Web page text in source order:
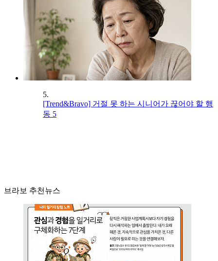
5.
[Trend&Bravo] 거절 못 하는 시니어가 끊어야 할 행
동 5
브라보 추천뉴스